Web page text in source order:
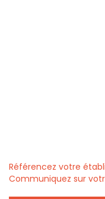
Référencez votre
Communiquez sur